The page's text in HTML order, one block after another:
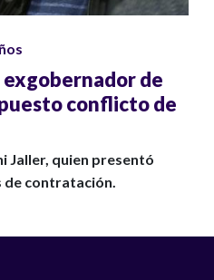
exgobernador de
conflicto de
Jaller, quien presentó
de contratación.